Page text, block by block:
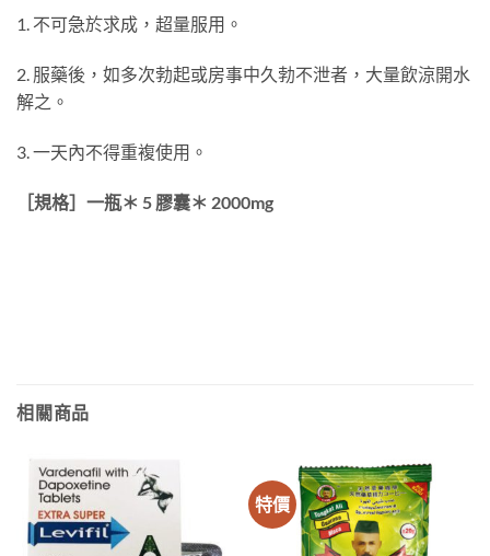
1. 不可急於求成，超量服用。
2. 服藥後，如多次勃起或房事中久勃不泄者，大量飲涼開水
解之。
3. 一天內不得重複使用。
［規格］一瓶＊ 5 膠囊＊ 2000mg
相關商品
特價